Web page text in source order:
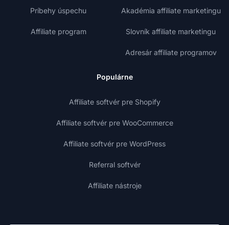
Príbehy úspechu
Affiliate program
Akadémia affiliate marketingu
Slovník affiliate marketingu
Adresár affiliate programov
Populárne
Affiliate softvér pre Shopify
Affiliate softvér pre WooCommerce
Affiliate softvér pre WordPress
Referral softvér
Affiliate nástroje